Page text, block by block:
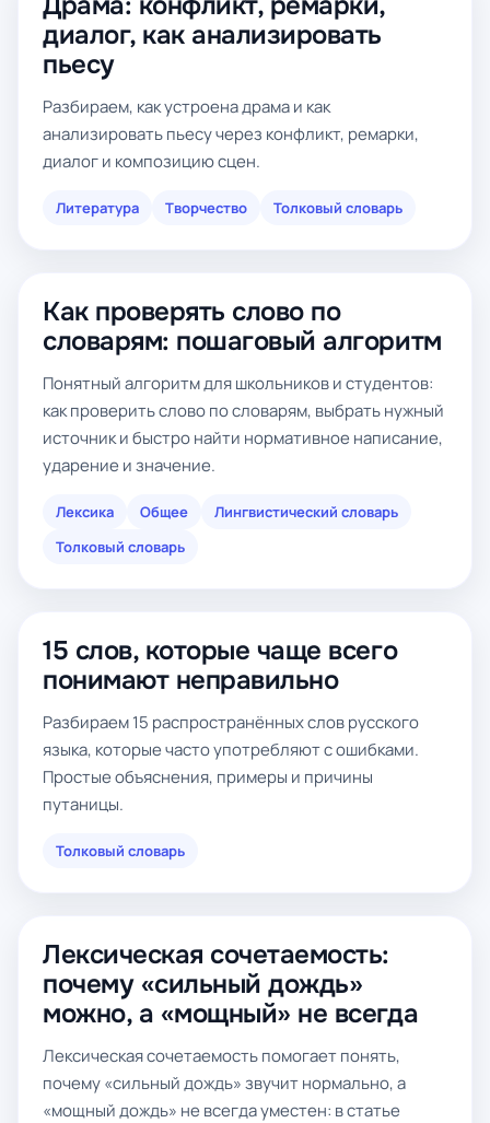
диалог, как анализировать
пьесу
Разбираем, как устроена драма и как
анализировать пьесу через конфликт, ремарки,
диалог и композицию сцен.
Литература Творчество Толковый словарь
Как проверять слово по
словарям: пошаговый алгоритм
Понятный алгоритм для школьников и студентов:
как проверить слово по словарям, выбрать нужный
источник и быстро найти нормативное написание,
ударение и значение.
Лексика Общее
Лингвистический словарь
Толковый словарь
15 слов, которые чаще всего
понимают неправильно
Разбираем 15 распространённых слов русского
языка, которые часто употребляют с ошибками.
Простые объяснения, примеры и причины
путаницы.
Толковый словарь
Лексическая сочетаемость:
почему «сильный дождь»
можно, а «мощный» не всегда
Лексическая сочетаемость помогает понять,
почему «сильный дождь» звучит нормально, а
«мощный дождь» не всегда уместен: в статье